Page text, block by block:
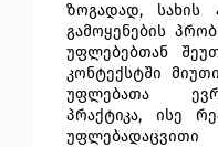
ზოგადად, სახის
გამოყენების
უფლებებთან
კონტექსტში
უფლებათა
პრაქტიკა, ისე